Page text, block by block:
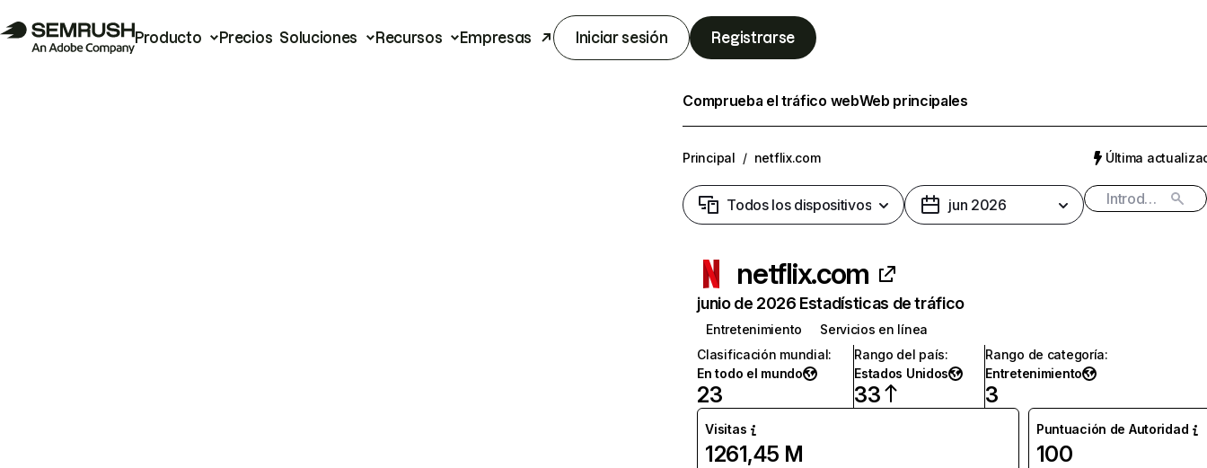
Producto Precios Soluciones Recursos Empresas Iniciar sesión Registrarse
Comprueba el tráfico webWeb principales
Principal / netflix.com Última
Todos los dispositivos jun 2026
netflix.com
junio de 2026 Estadísticas de tráfico
Entretenimiento
Servicios en línea
Clasificación mundial:
En todo el mundo
23
Rango del país:
Estados Unidos
33
Rango de categoría:
Entretenimiento
3
Visitas
1261,45 M
Puntuación de Autoridad
100